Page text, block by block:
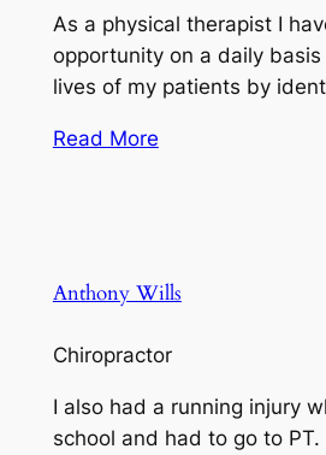
As a physical therapist I
opportunity on a daily
lives of my patients by
Read More
Anthony Wills
Chiropractor
I also had a running injury
school and had to go to PT.